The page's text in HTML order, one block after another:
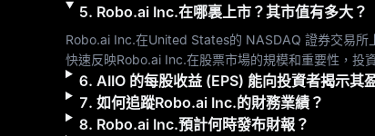
5. Robo.ai Inc.在哪裏上市？其市值有多大？
Robo.ai Inc.在United States的 NASDAQ 證券交易所
快速反映Robo.ai Inc.在股票市場的規模和重要性，投
6. AIIO的每股收益 (EPS) 能向投資者揭示其
7. 如何追蹤Robo.ai Inc.的財務業績？
8. Robo.ai Inc.預計何時發布財報？